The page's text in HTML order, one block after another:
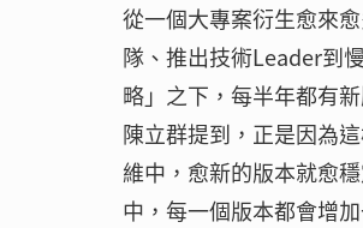
從一個大專案衍生愈來
隊、推出技術Leader到
略」之下，每半年都有
陳立群提到，正是因為
維中，愈新的版本就愈
中，每一個版本都會增